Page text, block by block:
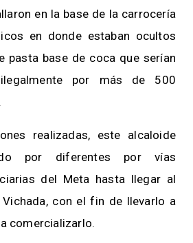
en la base de la carrocería
en donde estaban ocultos
pasta base de coca que serían
ilegalmente por más de 500
realizadas, este alcaloide
por diferentes por vías
del Meta hasta llegar al
con el fin de llevarlo a
comercializarlo.